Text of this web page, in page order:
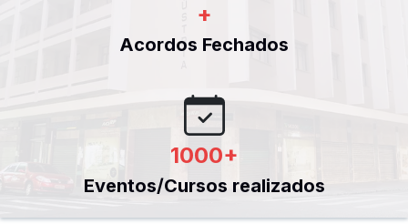
+
Acordos Fechados
1000+
Eventos/Cursos realizados